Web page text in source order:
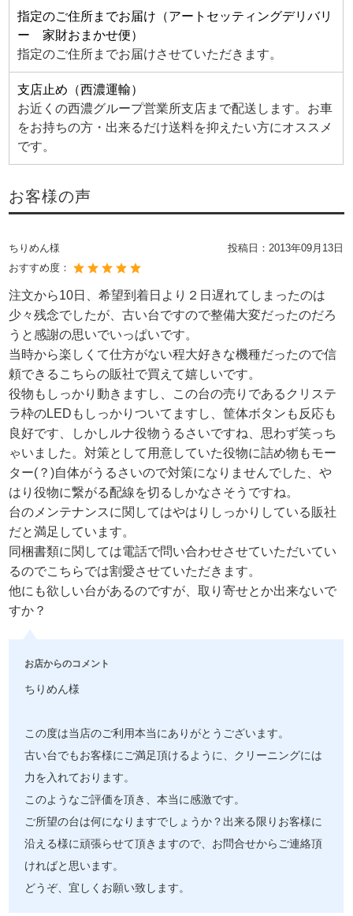
指定のご住所までお届け（アートセッティングデリバリ
ー 家財おまかせ便）
指定のご住所までお届けさせていただきます。
支店止め（西濃運輸）
お近くの西濃グループ営業所支店まで配送します。お車
をお持ちの方・出来るだけ送料を抑えたい方にオススメ
です。
お客様の声
ちりめん様 投稿日：2013年09月13日
おすすめ度：
注文から10日、希望到着日より２日遅れてしまったのは
少々残念でしたが、古い台ですので整備大変だったのだろ
うと感謝の思いでいっぱいです。
当時から楽しくて仕方がない程大好きな機種だったので信
頼できるこちらの販社で買えて嬉しいです。
役物もしっかり動きますし、この台の売りであるクリステ
ラ枠のLEDもしっかりついてますし、筐体ボタンも反応も
良好です、しかしルナ役物うるさいですね、思わず笑っち
ゃいました。対策として用意していた役物に詰め物もモー
ター(？)自体がうるさいので対策になりませんでした、や
はり役物に繋がる配線を切るしかなさそうですね。
台のメンテナンスに関してはやはりしっかりしている販社
だと満足しています。
同梱書類に関しては電話で問い合わせさせていただいてい
るのでこちらでは割愛させていただきます。
他にも欲しい台があるのですが、取り寄せとか出来ないで
すか？
お店からのコメント
ちりめん様
この度は当店のご利用本当にありがとうございます。
古い台でもお客様にご満足頂けるように、クリーニングには
力を入れております。
このようなご評価を頂き、本当に感激です。
ご所望の台は何になりますでしょうか？出来る限りお客様に
沿える様に頑張らせて頂きますので、お問合せからご連絡頂
ければと思います。
どうぞ、宜しくお願い致します。